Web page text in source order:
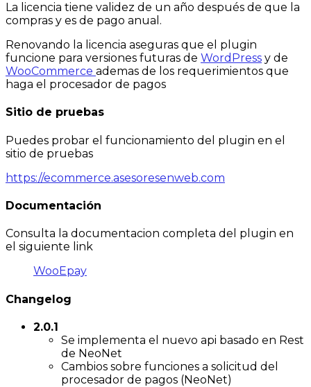
La licencia tiene validez de un año después de que la
compras y es de pago anual.
Renovando la licencia aseguras que el plugin
funcione para versiones futuras de WordPress y de
WooCommerce ademas de los requerimientos que
haga el procesador de pagos
Sitio de pruebas
Puedes probar el funcionamiento del plugin en el
sitio de pruebas
https://ecommerce.asesoresenweb.com
Documentación
Consulta la documentacion completa del plugin en
el siguiente link
WooEpay
Changelog
2.0.1
Se implementa el nuevo api basado en Rest
de NeoNet
Cambios sobre funciones a solicitud del
procesador de pagos (NeoNet)